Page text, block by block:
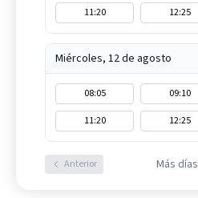
11:20
12:25
Miércoles, 12 de agosto
08:05 09:10
11:20
12:25
Anterior Más días